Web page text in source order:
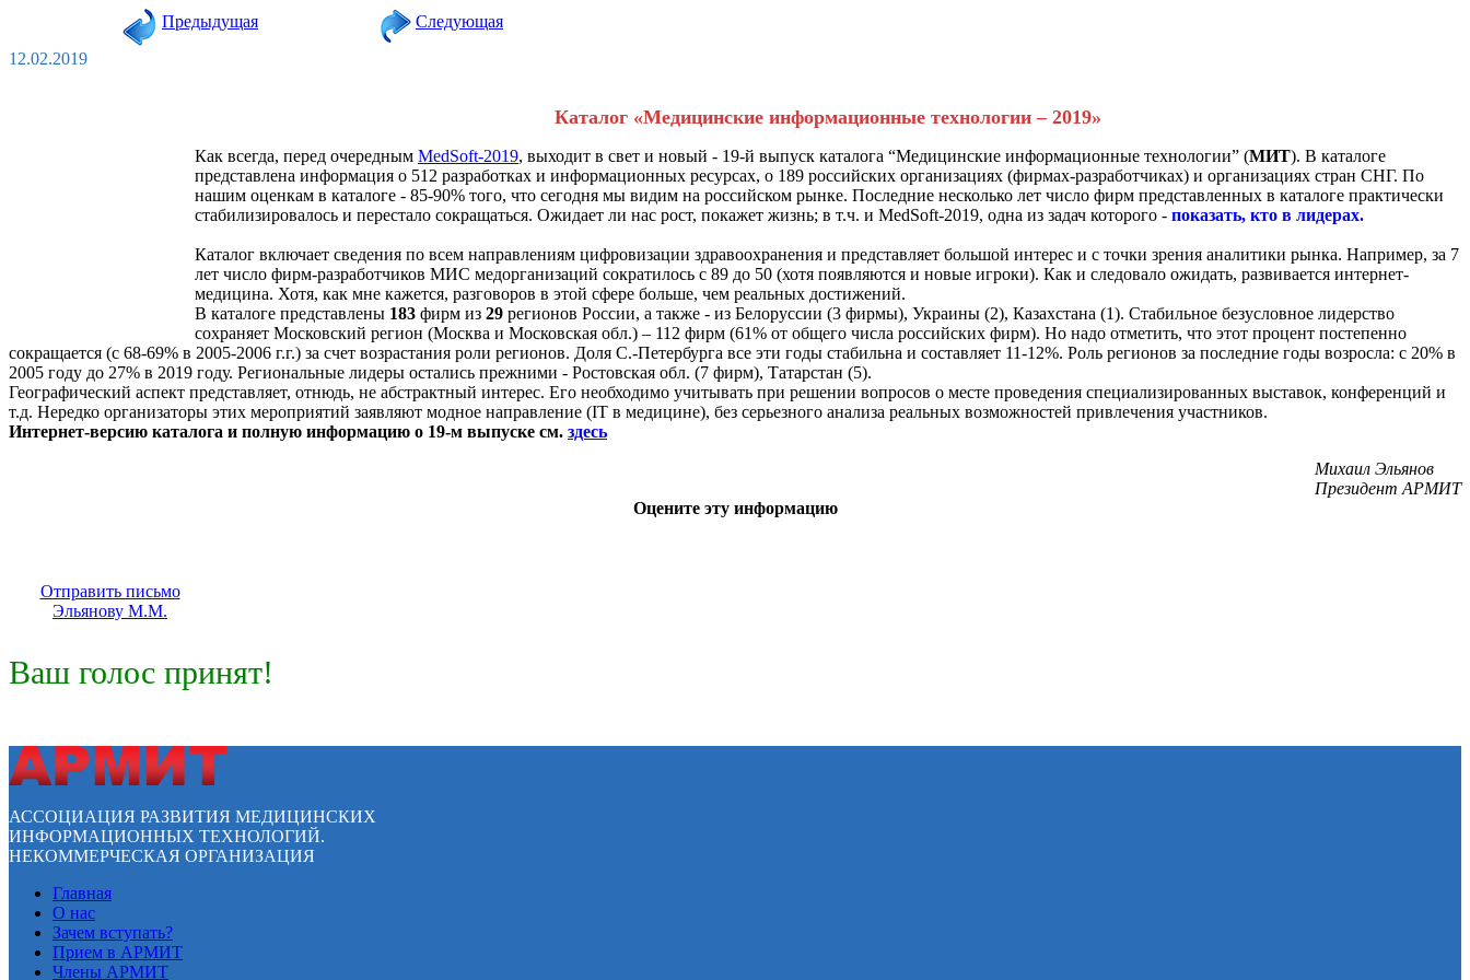
Предыдущая
Следующая
12.02.2019
Каталог «Медицинские информационные технологии – 2019»
Как всегда, перед очередным MedSoft-2019, выходит в свет и новый - 19-й выпуск каталога “Медицинские информационные технологии” (МИТ). В каталоге
представлена информация о 512 разработках и информационных ресурсах, о 189 российских организациях (фирмах-разработчиках) и организациях стран СНГ. По
нашим оценкам в каталоге - 85-90% того, что сегодня мы видим на российском рынке. Последние несколько лет число фирм представленных в каталоге практически
стабилизировалось и перестало сокращаться. Ожидает ли нас рост, покажет жизнь; в т.ч. и MedSoft-2019, одна из задач которого - показать, кто в лидерах.
Каталог включает сведения по всем направлениям цифровизации здравоохранения и представляет большой интерес и с точки зрения аналитики рынка. Например, за 7
лет число фирм-разработчиков МИС медорганизаций сократилось с 89 до 50 (хотя появляются и новые игроки). Как и следовало ожидать, развивается интернет-
медицина. Хотя, как мне кажется, разговоров в этой сфере больше, чем реальных достижений.
В каталоге представлены 183 фирм из 29 регионов России, а также - из Белоруссии (3 фирмы), Украины (2), Казахстана (1). Стабильное безусловное лидерство
сохраняет Московский регион (Москва и Московская обл.) – 112 фирм (61% от общего числа российских фирм). Но надо отметить, что этот процент постепенно
сокращается (с 68-69% в 2005-2006 г.г.) за счет возрастания роли регионов. Доля С.-Петербурга все эти годы стабильна и составляет 11-12%. Роль регионов за последние годы возросла: с 20% в
2005 году до 27% в 2019 году. Региональные лидеры остались прежними - Ростовская обл. (7 фирм), Татарстан (5).
Географический аспект представляет, отнюдь, не абстрактный интерес. Его необходимо учитывать при решении вопросов о месте проведения специализированных выставок, конференций и
т.д. Нередко организаторы этих мероприятий заявляют модное направление (IT в медицине), без серьезного анализа реальных возможностей привлечения участников.
Интернет-версию каталога и полную информацию о 19-м выпуске см. здесь
Михаил Эльянов
Президент АРМИТ
Оцените эту информацию
Отправить письмо
Эльянову М.М.
Ваш голос принят!
АССОЦИАЦИЯ РАЗВИТИЯ МЕДИЦИНСКИХ
ИНФОРМАЦИОННЫХ ТЕХНОЛОГИЙ.
НЕКОММЕРЧЕСКАЯ ОРГАНИЗАЦИЯ
Главная
О нас
Зачем вступать?
Прием в АРМИТ
Члены АРМИТ